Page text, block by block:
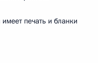
печать и бланки